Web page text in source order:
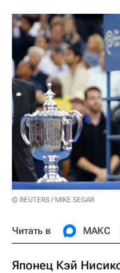
© REUTERS / MIKE SEGAR
Читать в МАКС
Японец Кэй